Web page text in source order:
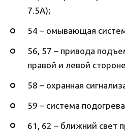
7.5А);
54 – омывающая
56, 57 – привода
правой и левой
58 – охранная
59 – система
61, 62 – ближний свет